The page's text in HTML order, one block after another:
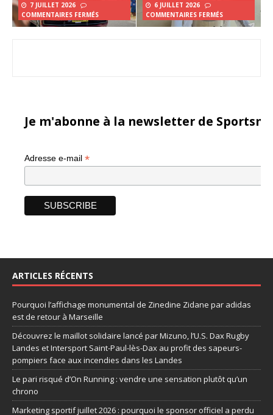
7 JUILLET 2026
COMMENTAIRES FERMÉS
6 JUILLET 2026
COMMENTAIRES FERMÉS
Je m'abonne à la newsletter de
Adresse e-mail *
ARTICLES RÉCENTS
Pourquoi l’affichage monumental de Zinedine Zidane par adidas
est de retour à Marseille
Découvrez le maillot solidaire lancé par Mizuno, l’U.S. Dax Rugby
Landes et Intersport Saint-Paul-lès-Dax au profit des sapeurs-
pompiers face aux incendies dans les Landes
Le pari risqué d’On Running : vendre une sensation plutôt qu’un
chrono
Marketing sportif juillet 2026 : pourquoi le sponsor officiel a perdu